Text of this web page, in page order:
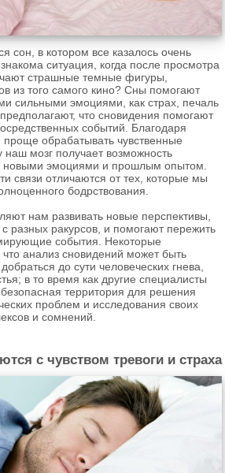
сон, в котором все казалось очень
ситуация, когда после просмотра
страшные темные фигуры,
из того самого кино? Сны помогают
сильными эмоциями, как страх, печаль
что сновидения помогают
событий. Благодаря
обрабатывать чувственные
наш мозг получает возможность
новыми эмоциями и прошлым опытом.
связи отличаются от тех, которые мы
бодрствования.
нам развивать новые перспективы,
разных ракурсов, и помогают пережить
события. Некоторые
что анализ сновидений может быть
до сути человеческих гнева,
в то время как другие специалисты
территория для решения
проблем и исследования своих
и сомнений.
с чувством тревоги и страха